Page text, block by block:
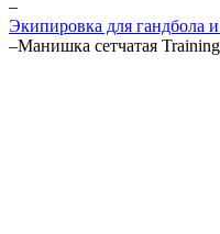
–
Экипировка для гандбола
–Манишка сетчатая